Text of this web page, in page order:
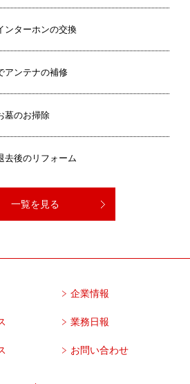
ンターホンの交換
アンテナの補修
墓のお掃除
去後のリフォーム
一覧を見る
企業情報
業務日報
お問い合わせ